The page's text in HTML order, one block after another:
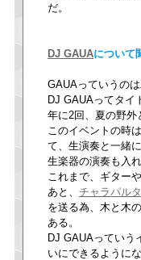
だ。
DJ GAUAについて
GAUAっていうの
DJ GAUAってタイ
年に2回、夏の野外
このイベントの時
て、生演奏と一緒
生楽器の演奏も入
これまで、ギター
あと、 チャラパルタ
を送る為、木と木
ある。
DJ GAUAっていう
いにできるように